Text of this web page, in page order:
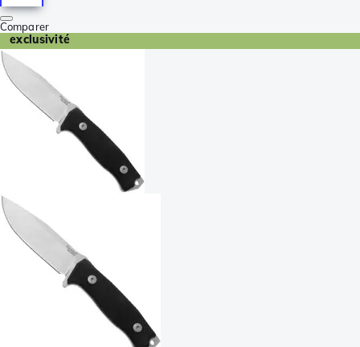
Comparer
exclusivité